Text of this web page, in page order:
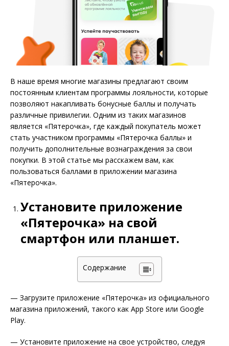
В наше время многие магазины предлагают своим
постоянным клиентам программы лояльности, которые
позволяют накапливать бонусные баллы и получать
различные привилегии. Одним из таких магазинов
является «Пятерочка», где каждый покупатель может
стать участником программы «Пятерочка баллы» и
получить дополнительные вознаграждения за свои
покупки. В этой статье мы расскажем вам, как
пользоваться баллами в приложении магазина
«Пятерочка».
Установите приложение
«Пятерочка» на свой
смартфон или планшет.
Содержание
— Загрузите приложение «Пятерочка» из официального
магазина приложений, такого как App Store или Google
Play.
— Установите приложение на свое устройство, следуя